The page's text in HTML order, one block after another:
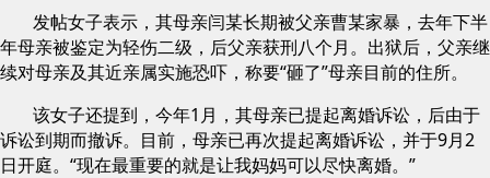
发帖女子表示，其母亲闫某长期被父亲曹某家暴，去年下半
年母亲被鉴定为轻伤二级，后父亲获刑八个月。出狱后，父亲继
续对母亲及其近亲属实施恐吓，称要“砸了”母亲目前的住所。
该女子还提到，今年1月，其母亲已提起离婚诉讼，后由于
诉讼到期而撤诉。目前，母亲已再次提起离婚诉讼，并于9月2
日开庭。“现在最重要的就是让我妈妈可以尽快离婚。”